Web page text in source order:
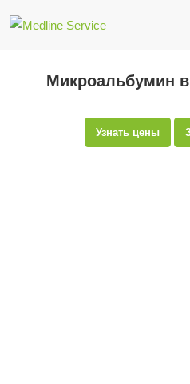
Микроальбумин
Узнать цены